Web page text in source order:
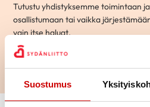
Suostumus
Tutustu yhdistyksemme toimintaan
osallistumaan tai vaikka
vain itse haluat.